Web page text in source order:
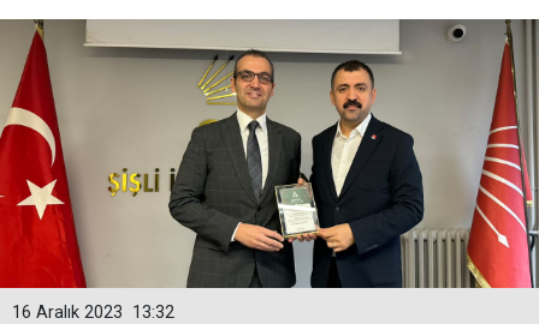
13:32
16 Aralık 2023